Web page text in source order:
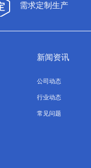
需求定制生产
新闻资讯
公司动态
行业动态
常见问题